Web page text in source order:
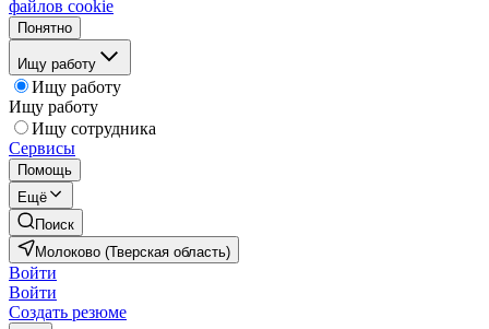
файлов cookie
Понятно
Ищу работу
Ищу работу
Ищу работу
Ищу сотрудника
Сервисы
Помощь
Ещё
Поиск
Молоково (Тверская область)
Войти
Войти
Создать резюме